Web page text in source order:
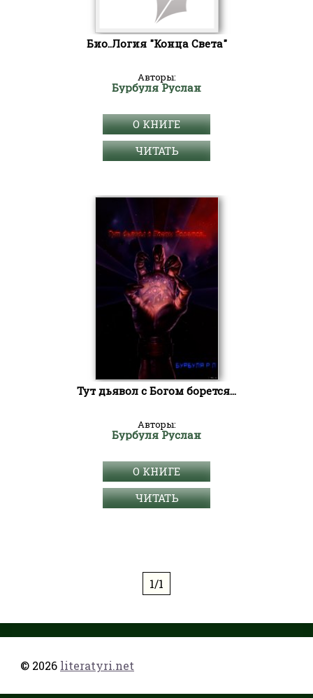
Био..Логия "Конца Света"
Авторы:
Бурбуля Руслан
О КНИГЕ
ЧИТАТЬ
Тут дьявол с Богом борется…
Авторы:
Бурбуля Руслан
О КНИГЕ
ЧИТАТЬ
1/1
© 2026 literatyri.net